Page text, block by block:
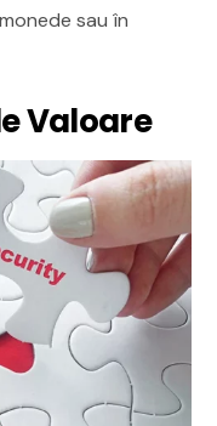
sau în
Valoare